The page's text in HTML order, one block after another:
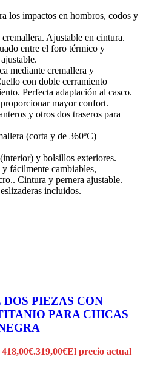
los impactos en hombros, codos y
Ajustable en cintura.
entre el foro térmico y
mediante cremallera y
con doble cerramiento
Perfecta adaptación al casco.
mayor confort.
y otros dos traseros para
(corta y de 360ºC)
y bolsillos exteriores.
fácilmente cambiables,
Cintura y pernera ajustable.
incluidos.
PIEZAS CON
PARA CHICAS
319,00€El precio actual